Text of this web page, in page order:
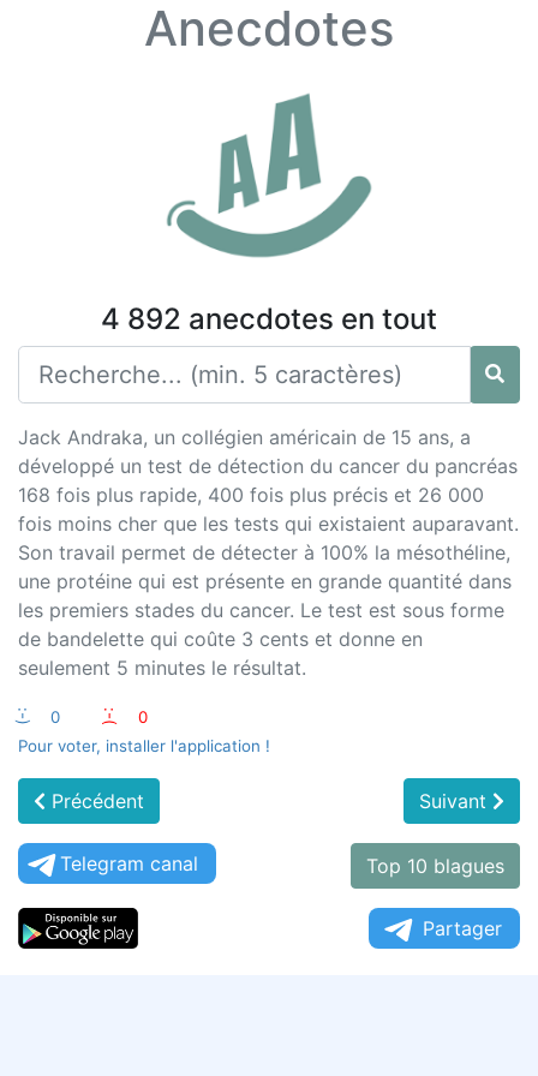
Anecdotes
4 892 anecdotes en tout
Jack Andraka, un collégien américain de 15 ans, a
développé un test de détection du cancer du pancréas
168 fois plus rapide, 400 fois plus précis et 26 000
fois moins cher que les tests qui existaient auparavant.
Son travail permet de détecter à 100% la mésothéline,
une protéine qui est présente en grande quantité dans
les premiers stades du cancer. Le test est sous forme
de bandelette qui coûte 3 cents et donne en
seulement 5 minutes le résultat.
:-) 0 :-(
0
Pour voter, installer l'application !
Précédent Suivant
Telegram canal Top 10 blagues
Partager